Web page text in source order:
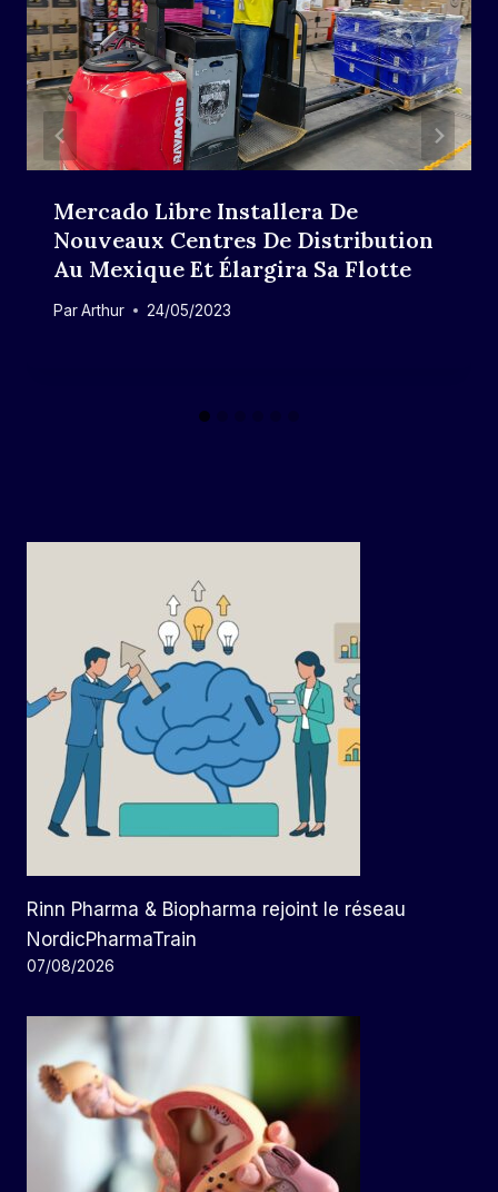
Mercado Libre Installera De
Nouveaux Centres De Distribution
Au Mexique Et Élargira Sa Flotte
ParArthur 24/05/2023
Rinn Pharma & Biopharma rejoint le réseau
NordicPharmaTrain
07/08/2026